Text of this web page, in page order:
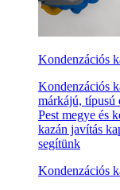
Kondenzációs
Kondenzációs
márkájú, típusú
Pest megye és
kazán javítás
segítünk
Kondenzációs